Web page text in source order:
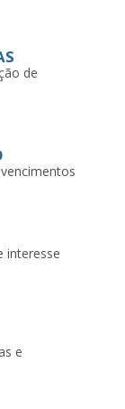
de
interesse
e